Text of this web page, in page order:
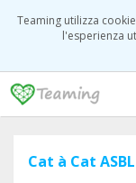
Teaming utilizza
l'esperienza
Cat à Cat ASBL